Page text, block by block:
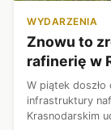
WYDARZENIA
Znowu to
rafinerię w
W piątek
infrastruktury
Krasnodarskim